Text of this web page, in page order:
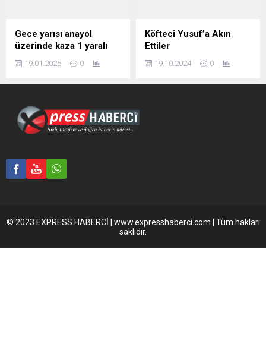
Gece yarısı anayol
üzerinde kaza 1 yaralı
19.01.2025 0
Köfteci Yusuf’a Akın
Ettiler
19.10.2024 0
© 2023 EXPRESS HABERCİ | www.expresshaberci.com | Tüm hakları
saklıdır.